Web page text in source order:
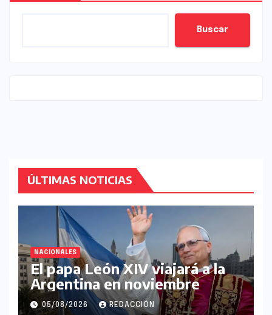
Buscar
ÚLTIMAS NOTICIAS
NACIONALES
El papa León XIV viajará a la
Argentina en noviembre
05/08/2026 REDACCIÓN